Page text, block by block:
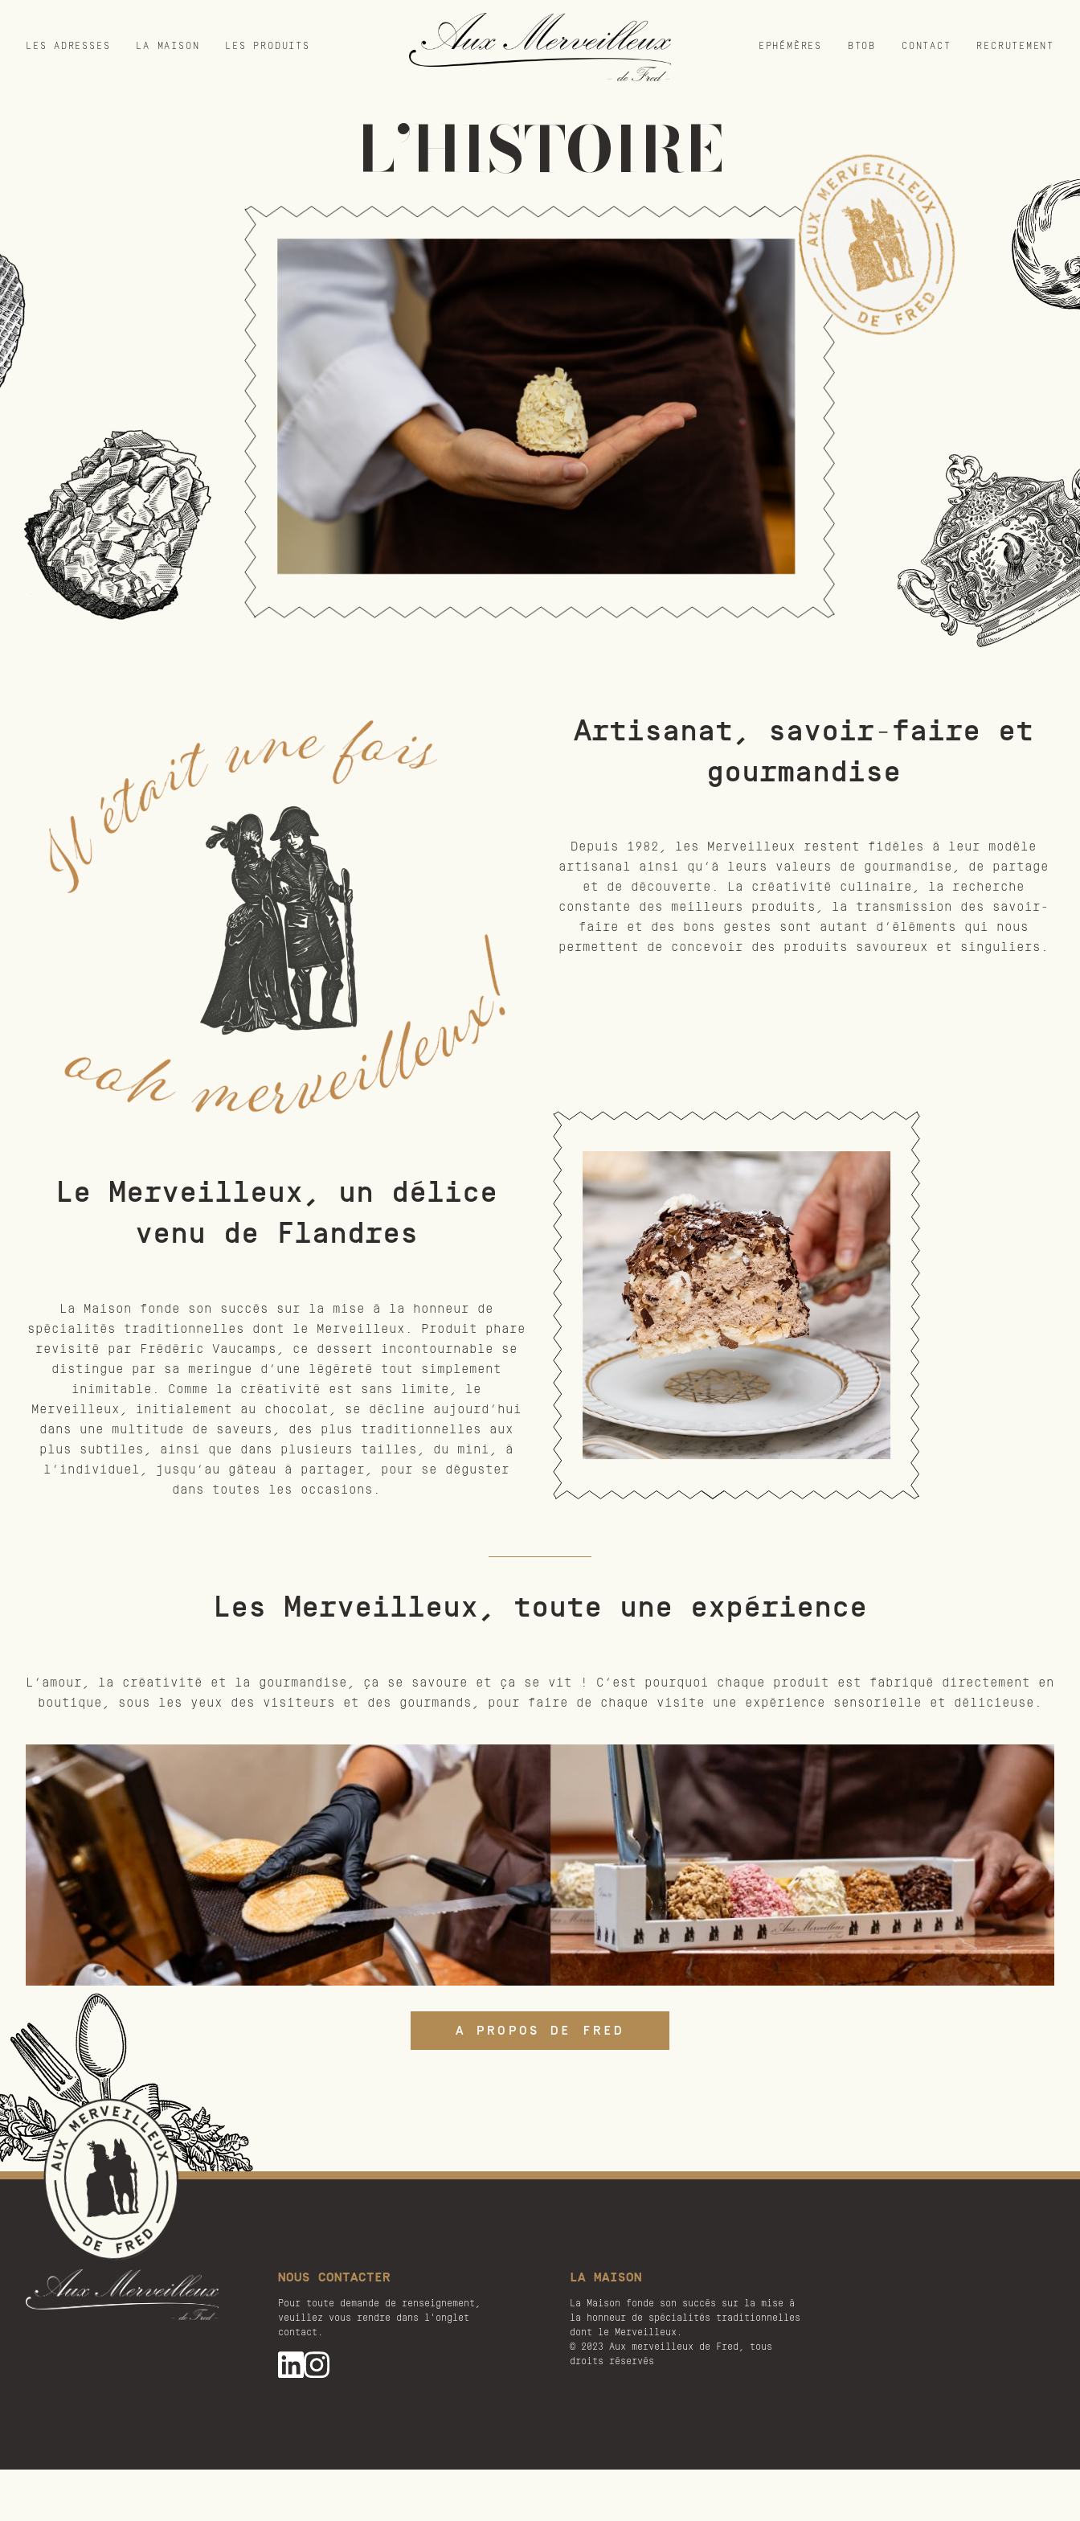
LES ADRESSES LA MAISON LES PRODUITS EPHÉMÈRES BTOB CONTACT RECRUTEMENT
L’HISTOIRE
Artisanat, savoir-faire et
gourmandise
Depuis 1982, les Merveilleux restent fidèles à leur modèle
artisanal ainsi qu’à leurs valeurs de gourmandise, de partage
et de découverte. La créativité culinaire, la recherche
constante des meilleurs produits, la transmission des savoir-
faire et des bons gestes sont autant d’éléments qui nous
permettent de concevoir des produits savoureux et singuliers.
Le Merveilleux, un délice
venu de Flandres
La Maison fonde son succès sur la mise à la honneur de
spécialités traditionnelles dont le Merveilleux. Produit phare
revisité par Frédéric Vaucamps, ce dessert incontournable se
distingue par sa meringue d’une légèreté tout simplement
inimitable. Comme la créativité est sans limite, le
Merveilleux, initialement au chocolat, se décline aujourd’hui
dans une multitude de saveurs, des plus traditionnelles aux
plus subtiles, ainsi que dans plusieurs tailles, du mini, à
l’individuel, jusqu’au gâteau à partager, pour se déguster
dans toutes les occasions.
Les Merveilleux, toute une expérience
L’amour, la créativité et la gourmandise, ça se savoure et ça se vit ! C’est pourquoi chaque produit est fabriqué directement en
boutique, sous les yeux des visiteurs et des gourmands, pour faire de chaque visite une expérience sensorielle et délicieuse.
A PROPOS DE FRED
NOUS CONTACTER
Pour toute demande de renseignement,
veuillez vous rendre dans l'onglet
contact.
LA MAISON
La Maison fonde son succès sur la mise à
la honneur de spécialités traditionnelles
dont le Merveilleux.
© 2023 Aux merveilleux de Fred, tous
droits réservés